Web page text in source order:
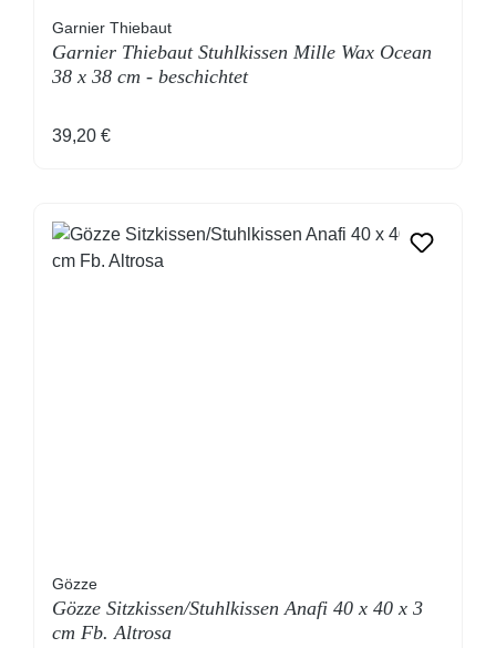
Garnier Thiebaut
Garnier Thiebaut Stuhlkissen Mille Wax Ocean
38 x 38 cm - beschichtet
Regulärer Preis:
39,20 €
Gözze
Gözze Sitzkissen/Stuhlkissen Anafi 40 x 40 x 3
cm Fb. Altrosa